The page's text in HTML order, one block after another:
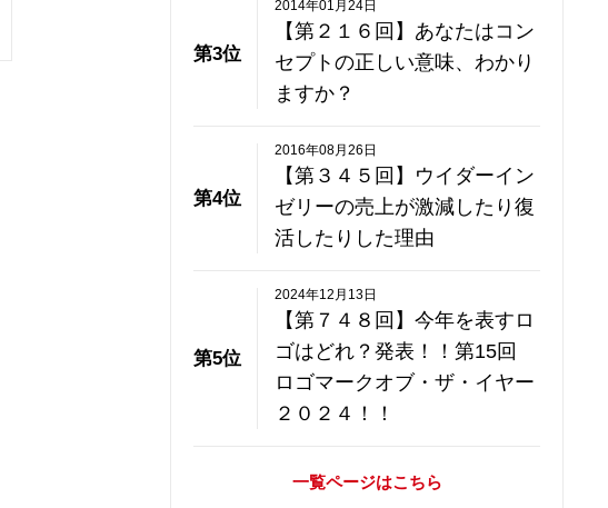
第3位
2014年01月24日
【第２１６回】あなたはコン
セプトの正しい意味、わかり
ますか？
第4位
2016年08月26日
【第３４５回】ウイダーイン
ゼリーの売上が激減したり復
活したりした理由
第5位
2024年12月13日
【第７４８回】今年を表すロ
ゴはどれ？発表！！第15回
ロゴマークオブ・ザ・イヤー
２０２４！！
一覧ページはこちら